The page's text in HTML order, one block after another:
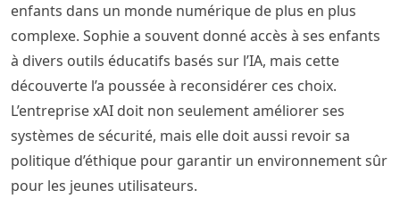
enfants dans un monde numérique de plus en plus
complexe. Sophie a souvent donné accès à ses enfants
à divers outils éducatifs basés sur l’IA, mais cette
découverte l’a poussée à reconsidérer ces choix.
L’entreprise xAI doit non seulement améliorer ses
systèmes de sécurité, mais elle doit aussi revoir sa
politique d’éthique pour garantir un environnement sûr
pour les jeunes utilisateurs.